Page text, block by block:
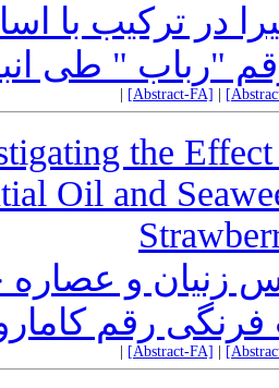
در ترکیب با
"رباب " طی
[Abstract-FA]
the
Oil and
زنیان و عصاره
فرنگی رقم
[Abstract-FA]